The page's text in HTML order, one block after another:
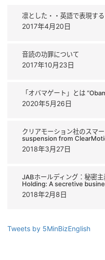
凛とした・・英語で表現する
2017年4月20日
音読の功罪について
2017年10月23日
「オバマゲート」とは
2020年5月26日
クリアモーション社のスマ
suspension from
2018年3月27日
JABホールディング：秘密
Holding: A secretive
2018年2月8日
Tweets by 5MinBizEnglish